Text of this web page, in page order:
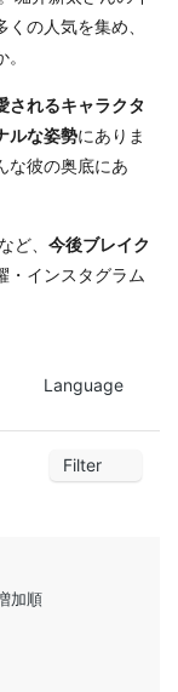
の人気を集め、
されるキャラクタ
ルな姿勢にありま
な彼の奥底にあ
、 今後ブレイク
・インスタグラム